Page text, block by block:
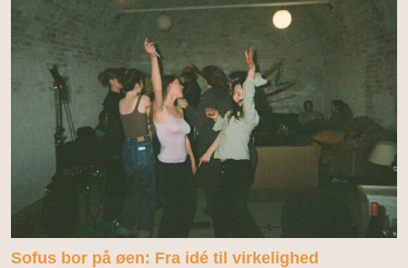
Sofus bor på øen: Fra idé til virkelighed